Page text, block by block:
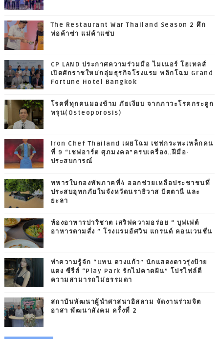
The Restaurant War Thailand Season 2 ศึก
พ่อค้าซ่า แม่ค้าแซ่บ
CP LAND ประกาศความร่วมมือ ไมเนอร์ โฮเทลส์
เปิดศักราชใหม่กลุ่มธุรกิจโรงแรม พลิกโฉม Grand
Fortune Hotel Bangkok
โรคที่ทุกคนมองข้าม ภัยเงียบ จากภาวะโรคกระดูก
พรุน(Osteoporosis)
Iron Chef Thailand เผยโฉม เชฟกระทะเหล็กคน
ที่ 9 “เชฟอาร์ต ศุภมงคล”ครบเครื่อง..ฝีมือ-
ประสบการณ์
ทหารในกองทัพภาคที่4 ออกช่วยเหลือประชาชนที่
ประสบอุทกภัยในจังหวัดนราธิวาส ปัตตานี และ
ยะลา
ห้องอาหารปาริชาต เสริฟความอร่อย “ บุฟเฟต์
อาหารตามสั่ง ” โรงแรมอัศวิน แกรนด์ คอนเวนชั่น
ทำความรู้จัก “แทน ดวงแก้ว” นักแสดงดาวรุ่งป้าย
แดง ซีรีส์ “Play Park รักไม่คาดฝัน” โปรไฟล์ดี
ความสามารถไม่ธรรมดา
สถาบันพัฒนาผู้นำศาสนาอิสลาม จัดงานร่วมจิต
อาสา พัฒนาสังคม ครั้งที่ 2